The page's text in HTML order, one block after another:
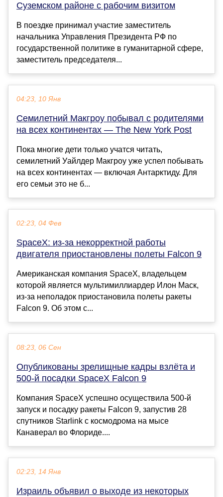
Суземском районе с рабочим визитом
В поездке принимал участие заместитель
начальника Управления Президента РФ по
государственной политике в гуманитарной сфере,
заместитель председателя...
04:23, 10 Янв
Семилетний Макгроу побывал с родителями
на всех континентах — The New York Post
Пока многие дети только учатся читать,
семилетний Уайлдер Макгроу уже успел побывать
на всех континентах — включая Антарктиду. Для
его семьи это не б...
02:23, 04 Фев
SpaceX: из-за некорректной работы
двигателя приостановлены полеты Falcon 9
Американская компания SpaceX, владельцем
которой является мультимиллиардер Илон Маск,
из-за неполадок приостановила полеты ракеты
Falcon 9. Об этом с...
08:23, 06 Сен
Опубликованы зрелищные кадры взлёта и
500-й посадки SpaceX Falcon 9
Компания SpaceX успешно осуществила 500-й
запуск и посадку ракеты Falcon 9, запустив 28
спутников Starlink с космодрома на мысе
Канаверал во Флориде....
02:23, 14 Янв
Израиль объявил о выходе из некоторых